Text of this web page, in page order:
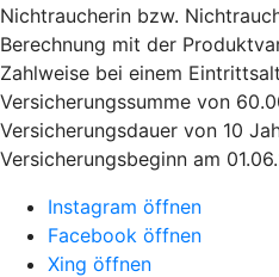
Nichtraucherin bzw.
Berechnung mit der
Zahlweise bei einem
Versicherungssumme von
Versicherungsdauer von 10
Versicherungsbeginn am
Instagram öffnen
Facebook öffnen
Xing öffnen